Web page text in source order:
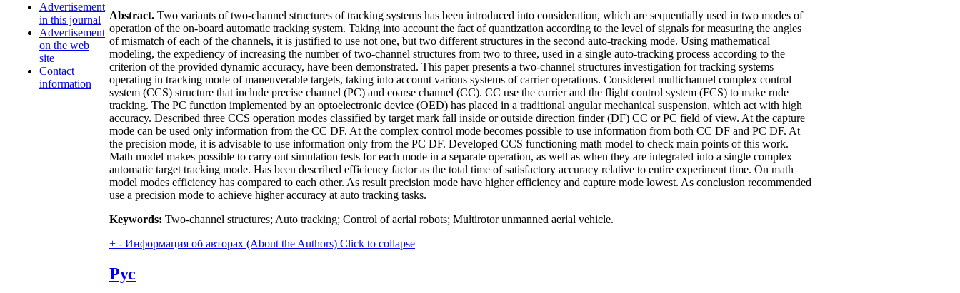
Advertisement
in this journal
Advertisement
on the web
site
Contact
information
Abstract. Two variants of two-channel structures of tracking systems has been introduced into consideration, which are sequentially used in two modes of
operation of the on-board automatic tracking system. Taking into account the fact of quantization according to the level of signals for measuring the angles
of mismatch of each of the channels, it is justified to use not one, but two different structures in the second auto-tracking mode. Using mathematical
modeling, the expediency of increasing the number of two-channel structures from two to three, used in a single auto-tracking process according to the
criterion of the provided dynamic accuracy, have been demonstrated. This paper presents a two-channel structures investigation for tracking systems
operating in tracking mode of maneuverable targets, taking into account various systems of carrier operations. Considered multichannel complex control
system (CCS) structure that include precise channel (PC) and coarse channel (CC). CC use the carrier and the flight control system (FCS) to make rude
tracking. The PC function implemented by an optoelectronic device (OED) has placed in a traditional angular mechanical suspension, which act with high
accuracy. Described three CCS operation modes classified by target mark fall inside or outside direction finder (DF) CC or PC field of view. At the capture
mode can be used only information from the CC DF. At the complex control mode becomes possible to use information from both CC DF and PC DF. At
the precision mode, it is advisable to use information only from the PC DF. Developed CCS functioning math model to check main points of this work.
Math model makes possible to carry out simulation tests for each mode in a separate operation, as well as when they are integrated into a single complex
automatic target tracking mode. Has been described efficiency factor as the total time of satisfactory accuracy relative to entire experiment time. On math
model modes efficiency has compared to each other. As result precision mode have higher efficiency and capture mode lowest. As conclusion recommended
use a precision mode to achieve higher accuracy at auto tracking tasks.
Keywords: Two-channel structures; Auto tracking; Control of aerial robots; Multirotor unmanned aerial vehicle.
+ - Информация об авторах (About the Authors) Click to collapse
Рус